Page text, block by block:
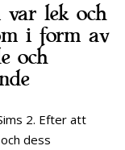
var lek och
i form av
och
2. Efter att
dess